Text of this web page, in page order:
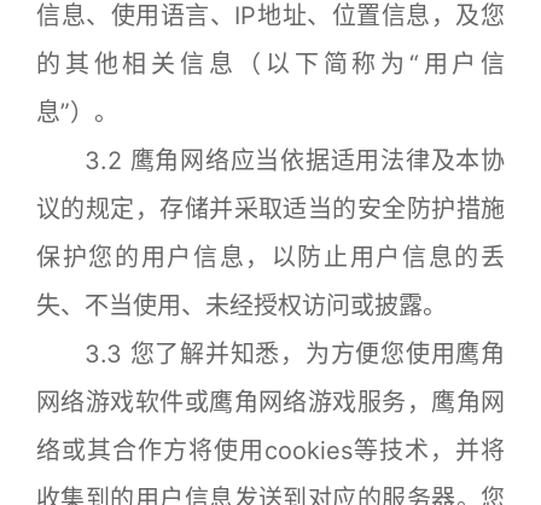
信息、使用语言、IP地址、位置信息，及您
的其他相关信息（以下简称为“用户信
息”）。
3.2 鹰角网络应当依据适用法律及本协
议的规定，存储并采取适当的安全防护措施
保护您的用户信息，以防止用户信息的丢
失、不当使用、未经授权访问或披露。
3.3 您了解并知悉，为方便您使用鹰角
网络游戏软件或鹰角网络游戏服务，鹰角网
络或其合作方将使用cookies等技术，并将
收集到的用户信息发送到对应的服务器。您